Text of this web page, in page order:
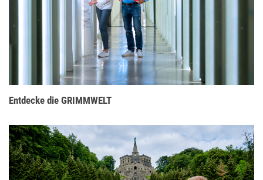
Entdecke die GRIMMWELT